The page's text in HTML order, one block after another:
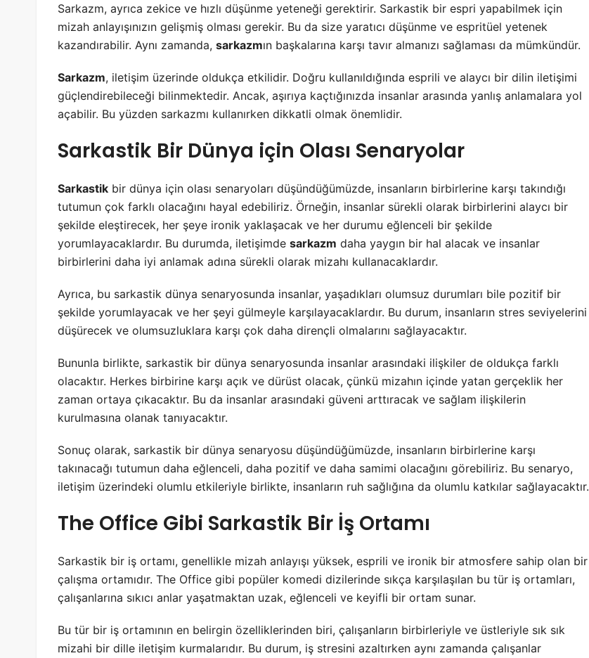
Sarkazm, ayrıca zekice ve hızlı düşünme yeteneği gerektirir. Sarkastik bir espri yapabilmek için
mizah anlayışınızın gelişmiş olması gerekir. Bu da size yaratıcı düşünme ve espritüel yetenek
kazandırabilir. Aynı zamanda, sarkazmın başkalarına karşı tavır almanızı sağlaması da mümkündür.
Sarkazm, iletişim üzerinde oldukça etkilidir. Doğru kullanıldığında esprili ve alaycı bir dilin iletişimi
güçlendirebileceği bilinmektedir. Ancak, aşırıya kaçtığınızda insanlar arasında yanlış anlamalara yol
açabilir. Bu yüzden sarkazmı kullanırken dikkatli olmak önemlidir.
Sarkastik Bir Dünya için Olası Senaryolar
Sarkastik bir dünya için olası senaryoları düşündüğümüzde, insanların birbirlerine karşı takındığı
tutumun çok farklı olacağını hayal edebiliriz. Örneğin, insanlar sürekli olarak birbirlerini alaycı bir
şekilde eleştirecek, her şeye ironik yaklaşacak ve her durumu eğlenceli bir şekilde
yorumlayacaklardır. Bu durumda, iletişimde sarkazm daha yaygın bir hal alacak ve insanlar
birbirlerini daha iyi anlamak adına sürekli olarak mizahı kullanacaklardır.
Ayrıca, bu sarkastik dünya senaryosunda insanlar, yaşadıkları olumsuz durumları bile pozitif bir
şekilde yorumlayacak ve her şeyi gülmeyle karşılayacaklardır. Bu durum, insanların stres seviyelerini
düşürecek ve olumsuzluklara karşı çok daha dirençli olmalarını sağlayacaktır.
Bununla birlikte, sarkastik bir dünya senaryosunda insanlar arasındaki ilişkiler de oldukça farklı
olacaktır. Herkes birbirine karşı açık ve dürüst olacak, çünkü mizahın içinde yatan gerçeklik her
zaman ortaya çıkacaktır. Bu da insanlar arasındaki güveni arttıracak ve sağlam ilişkilerin
kurulmasına olanak tanıyacaktır.
Sonuç olarak, sarkastik bir dünya senaryosu düşündüğümüzde, insanların birbirlerine karşı
takınacağı tutumun daha eğlenceli, daha pozitif ve daha samimi olacağını görebiliriz. Bu senaryo,
iletişim üzerindeki olumlu etkileriyle birlikte, insanların ruh sağlığına da olumlu katkılar sağlayacaktır.
The Office Gibi Sarkastik Bir İş Ortamı
Sarkastik bir iş ortamı, genellikle mizah anlayışı yüksek, esprili ve ironik bir atmosfere sahip olan bir
çalışma ortamıdır. The Office gibi popüler komedi dizilerinde sıkça karşılaşılan bu tür iş ortamları,
çalışanlarına sıkıcı anlar yaşatmaktan uzak, eğlenceli ve keyifli bir ortam sunar.
Bu tür bir iş ortamının en belirgin özelliklerinden biri, çalışanların birbirleriyle ve üstleriyle sık sık
mizahi bir dille iletişim kurmalarıdır. Bu durum, iş stresini azaltırken aynı zamanda çalışanlar